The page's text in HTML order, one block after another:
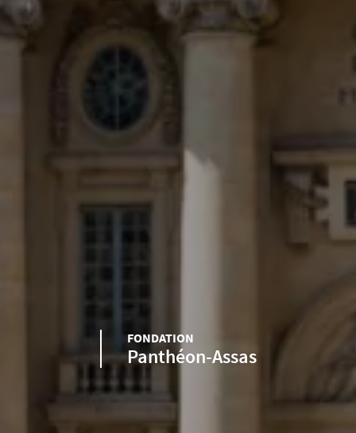
FONDATION
Panthéon-Assas